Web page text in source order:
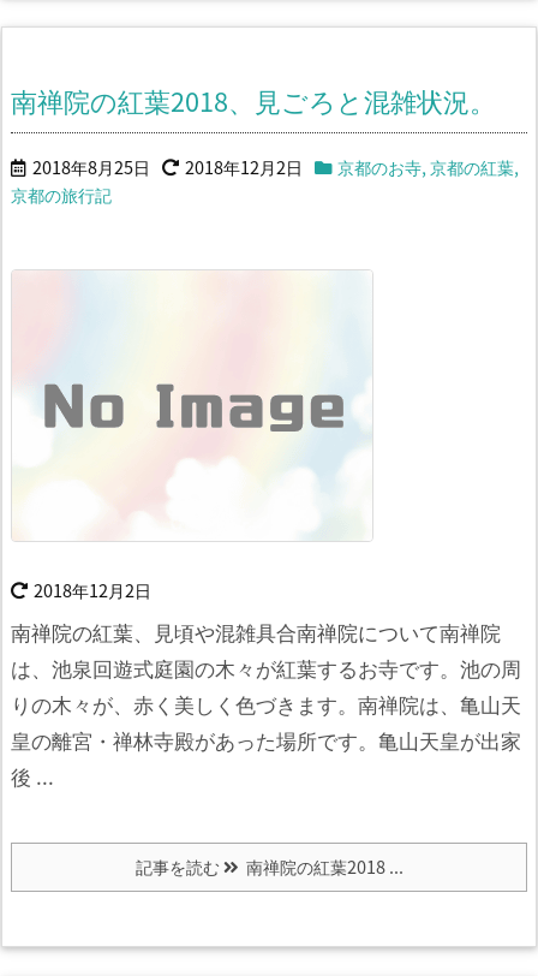
南禅院の紅葉2018、見ごろと混雑状況。
2018年8月25日 2018年12月2日 京都のお寺,京都の紅葉,
京都の旅行記
2018年12月2日
南禅院の紅葉、見頃や混雑具合南禅院について南禅院
は、池泉回遊式庭園の木々が紅葉するお寺です。 池の周
りの木々が、赤く美しく色づきます。 南禅院は、亀山天
皇の離宮・禅林寺殿があった場所です。 亀山天皇が出家
後 ...
記事を読む 南禅院の紅葉2018 ...